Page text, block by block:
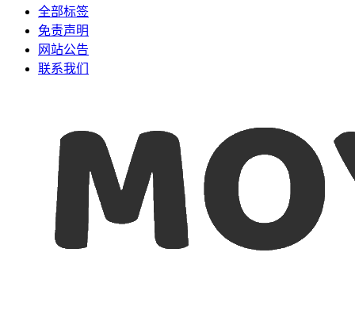
全部标签
免责声明
网站公告
联系我们